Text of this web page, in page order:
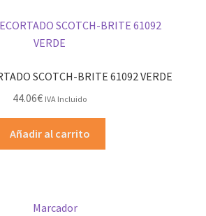
SCOTCH-BRITE 61092 VERDE
44.06€ IVA Incluido
Añadir al carrito